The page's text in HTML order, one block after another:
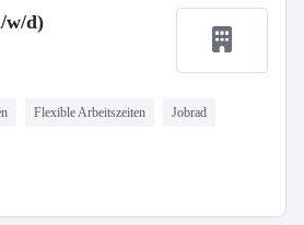
w/d)
Flexible Arbeitszeiten Jobrad